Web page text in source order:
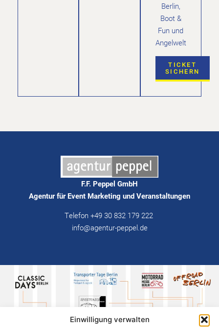
Einwilligung verwalten
Berlin,
Boot &
Fun und
Angelwelt
TICKET
SICHERN
F.F. Peppel GmbH
Agentur für Event Marketing und Veranstaltungen
Telefon +49 30 832 179 222
info@agentur-peppel.de